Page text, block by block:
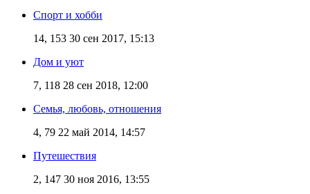
Спорт и хобби
14, 153 30 сен 2017, 15:13
Дом и уют
7, 118 28 сен 2018, 12:00
Семья, любовь, отношения
4, 79 22 май 2014, 14:57
Путешествия
2, 147 30 ноя 2016, 13:55